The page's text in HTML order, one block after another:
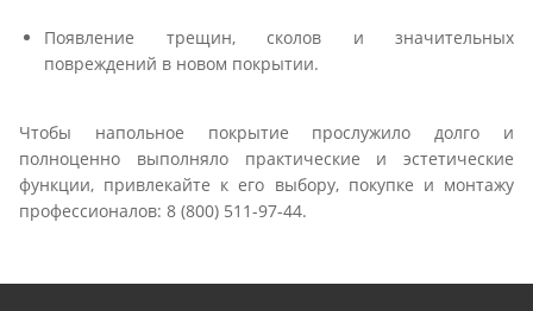
Появление трещин, сколов и значительных
повреждений в новом покрытии.
Чтобы напольное покрытие прослужило долго и
полноценно выполняло практические и эстетические
функции, привлекайте к его выбору, покупке и монтажу
профессионалов: 8 (800) 511-97-44.